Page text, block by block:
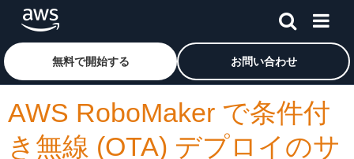
メインコンテンツに移動
アマゾン ウェブ サービスのホームページに戻るには、こ
無料で開始する お問い合わせ
AWS RoboMaker で条件付
き無線 (OTA) デプロイのサ